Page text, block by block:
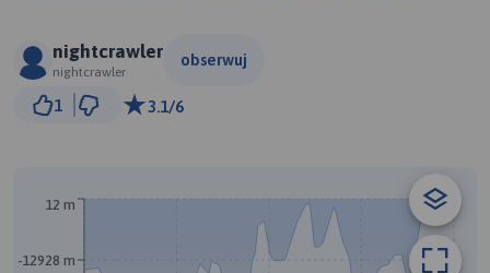
nightcrawler
nightcrawler
obserwuj
1 3.1/6
-12928 m
12 m